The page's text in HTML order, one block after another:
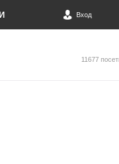
Вход
11677